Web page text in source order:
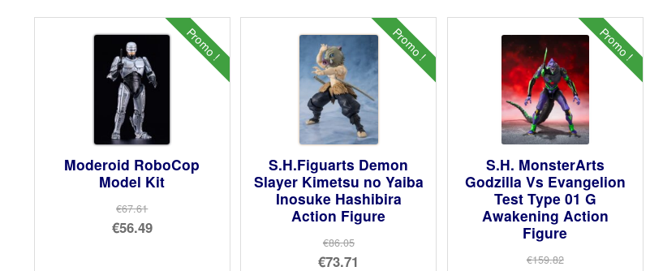
Promo !
Moderoid RoboCop
Model Kit
€67.61
Le
€56.49
Promo !
S.H.Figuarts Demon
Slayer Kimetsu no Yaiba
Inosuke Hashibira
Action Figure
€86.05
Le
€73.71
Promo !
S.H. MonsterArts
Godzilla Vs Evangelion
Test Type 01 G
Awakening Action
Figure
€159.82